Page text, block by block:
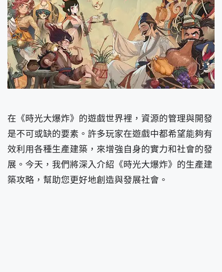
在《時光大爆炸》的遊戲世界裡，資源的管理與開發
是不可或缺的要素。許多玩家在遊戲中都希望能夠有
效利用各種生產建築，來增強自身的實力和社會的發
展。今天，我們將深入介紹《時光大爆炸》的生產建
築攻略，幫助您更好地創造與發展社會。